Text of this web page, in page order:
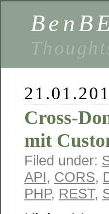
Cross-
mit
Filed under:
API, CORS,
PHP, REST,